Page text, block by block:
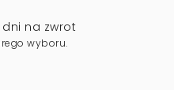
na zwrot
wyboru.